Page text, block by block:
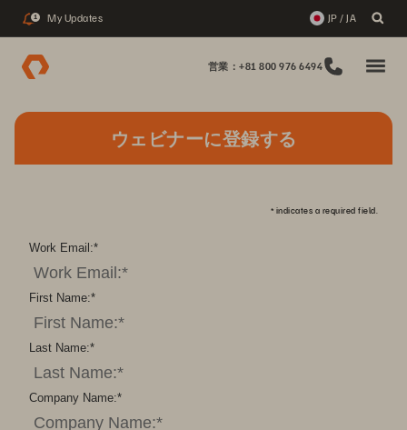
1 My Updates JP / JA
営業：+81 800 976 6494
ウェビナーに登録する
* indicates a required field.
*
Work Email:
*
First Name:
*
Last Name:
*
Company Name: